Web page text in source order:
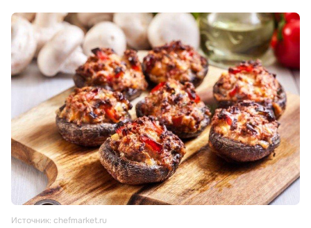
Источник: chefmarket.ru